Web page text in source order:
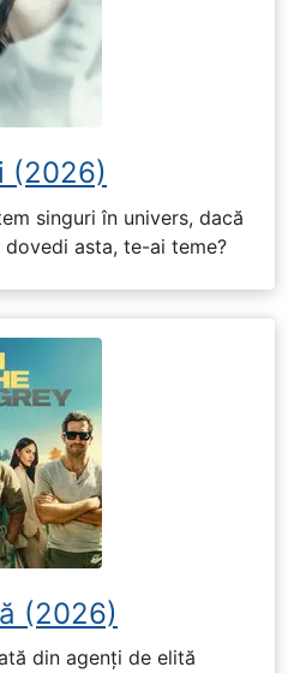
(2026)
singuri în univers, dacă
asta, te-ai teme?
(2026)
din agenți de elită